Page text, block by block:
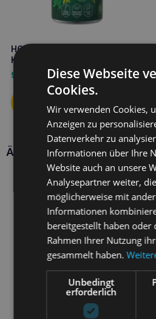
HOLISTA Alga für Hunde und
Katzen 250g Bio
9,50
Ähnliche Produkte
Diese Webseite
Cookies.
Wir verwenden Cookies,
Anzeigen zu
Datenverkehr zu
Informationen über Ihre
Website auch an unsere
Analysepartner weiter,
möglicherweise mit
Informationen
bereitgestellt haben oder
Rahmen Ihrer Nutzung
gesammelt haben.
Unbedingt
erforderlich